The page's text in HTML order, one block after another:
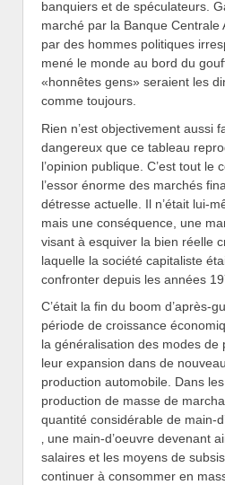
banquiers et de spéculateurs.
marché par la Banque Centrale
par des hommes politiques
mené le monde au bord du
«honnêtes gens» seraient les
comme toujours.
Rien n’est objectivement aussi
dangereux que ce tableau
l’opinion publique. C’est tout le
l’essor énorme des marchés
détresse actuelle. Il n’était lui-
mais une conséquence, une
visant à esquiver la bien réelle
laquelle la société capitaliste
confronter depuis les années
C’était la fin du boom d’après-
période de croissance
la généralisation des modes de
leur expansion dans de
production automobile. Dans
production de masse de
quantité considérable de main-
‚ une main-d’oeuvre devenant
salaires et les moyens de
continuer à consommer en